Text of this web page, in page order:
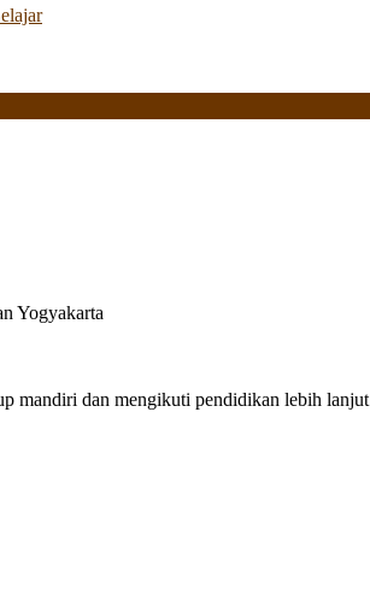
Yogyakarta
mandiri dan mengikuti pendidikan lebih lanjut